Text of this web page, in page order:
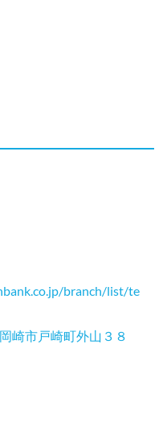
branch/list/te
崎市戸崎町外山３８